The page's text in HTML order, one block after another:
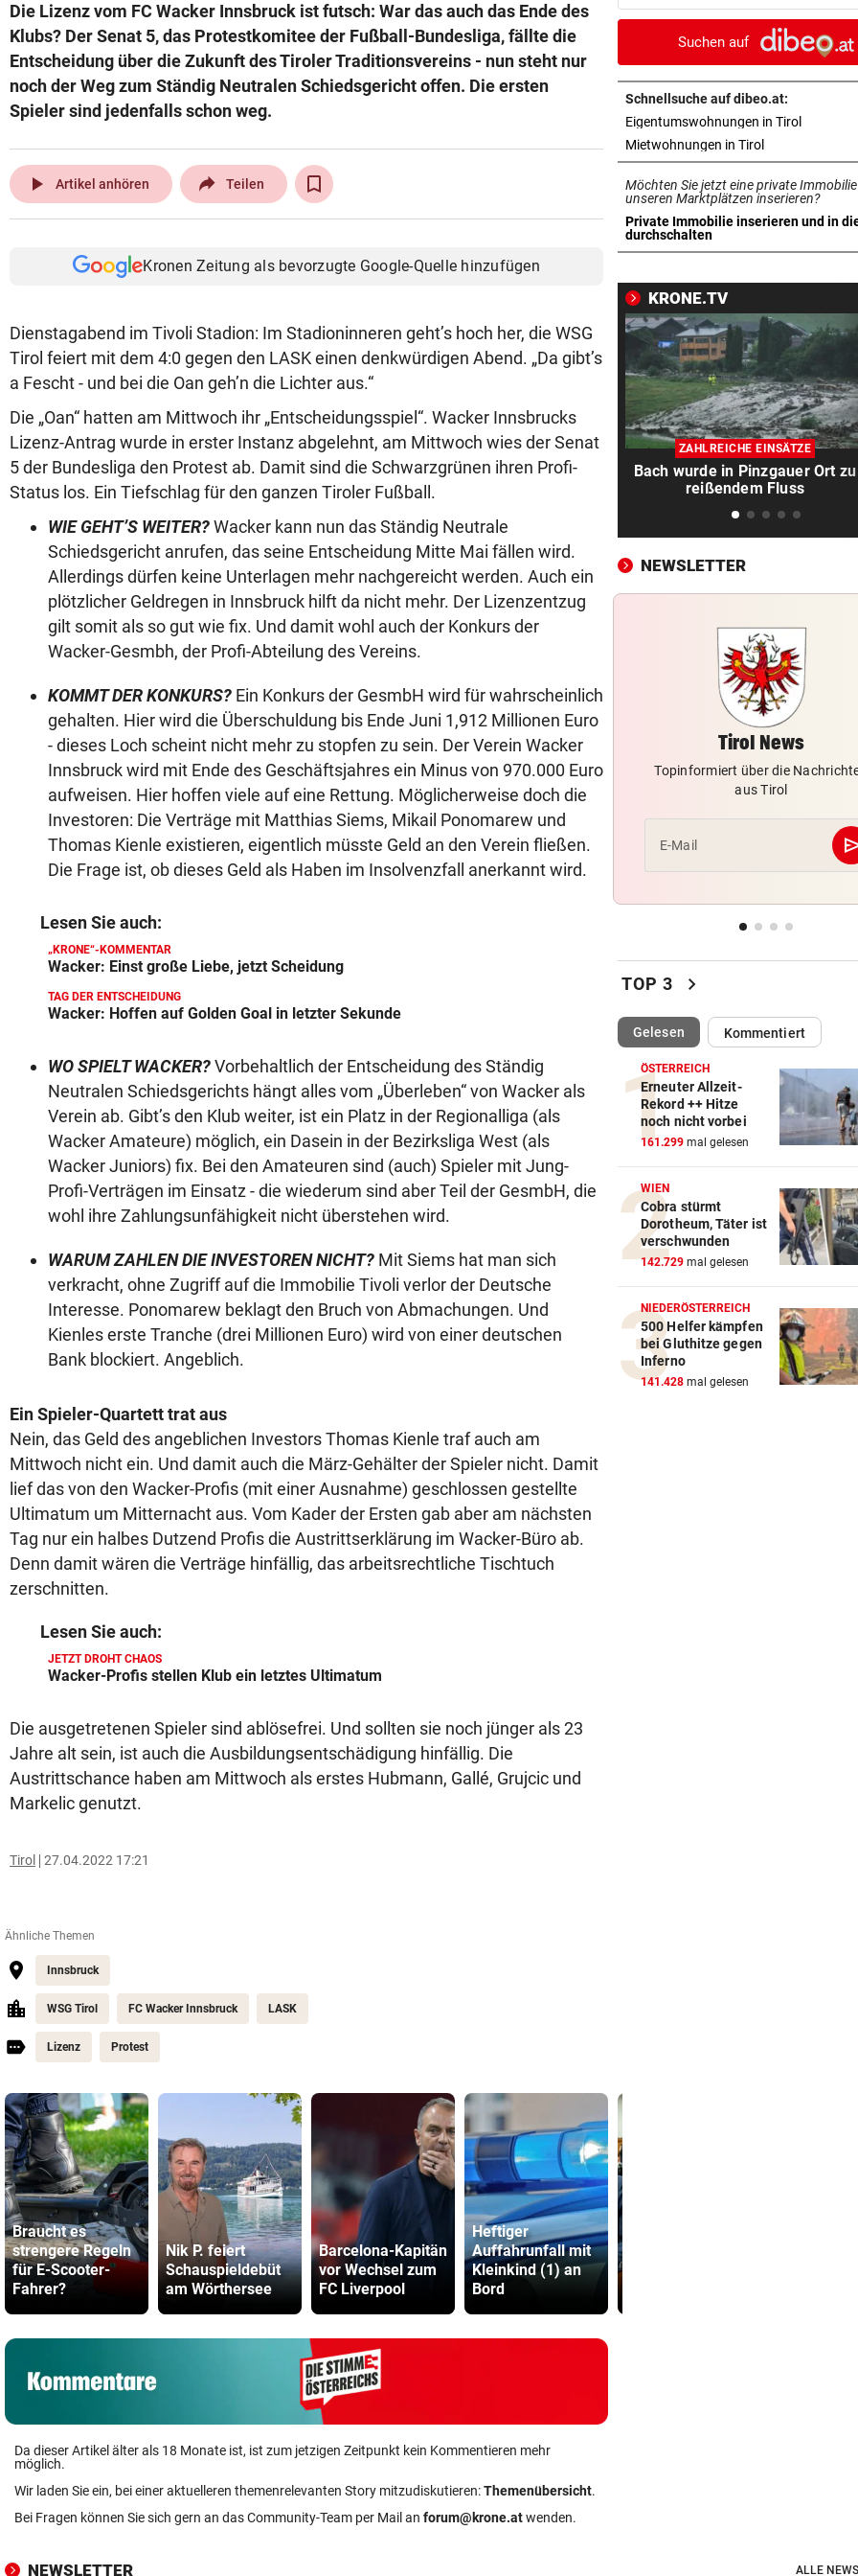
Die Lizenz vom FC Wacker Innsbruck ist futsch: War das auch das Ende des
Klubs? Der Senat 5, das Protestkomitee der Fußball-Bundesliga, fällte die
Entscheidung über die Zukunft des Tiroler Traditionsvereins - nun steht nur
noch der Weg zum Ständig Neutralen Schiedsgericht offen. Die ersten
Spieler sind jedenfalls schon weg.
play_arrow Artikel anhören Teilen
Kronen Zeitung als bevorzugte Google-Quelle hinzufügen
Dienstagabend im Tivoli Stadion: Im Stadioninneren geht’s hoch her, die WSG
Tirol feiert mit dem 4:0 gegen den LASK einen denkwürdigen Abend. „Da gibt’s
a Fescht - und bei die Oan geh’n die Lichter aus.“
Die „Oan“ hatten am Mittwoch ihr „Entscheidungsspiel“. Wacker Innsbrucks
Lizenz-Antrag wurde in erster Instanz abgelehnt, am Mittwoch wies der Senat
5 der Bundesliga den Protest ab. Damit sind die Schwarzgrünen ihren Profi-
Status los. Ein Tiefschlag für den ganzen Tiroler Fußball.
WIE GEHT’S WEITER?Wacker kann nun das Ständig Neutrale
Schiedsgericht anrufen, das seine Entscheidung Mitte Mai fällen wird.
Allerdings dürfen keine Unterlagen mehr nachgereicht werden. Auch ein
plötzlicher Geldregen in Innsbruck hilft da nicht mehr. Der Lizenzentzug
gilt somit als so gut wie fix. Und damit wohl auch der Konkurs der
Wacker-Gesmbh, der Profi-Abteilung des Vereins.
KOMMT DER KONKURS? Ein Konkurs der GesmbH wird für wahrscheinlich
gehalten. Hier wird die Überschuldung bis Ende Juni 1,912 Millionen Euro
- dieses Loch scheint nicht mehr zu stopfen zu sein. Der Verein Wacker
Innsbruck wird mit Ende des Geschäftsjahres ein Minus von 970.000 Euro
aufweisen. Hier hoffen viele auf eine Rettung. Möglicherweise doch die
Investoren: Die Verträge mit Matthias Siems, Mikail Ponomarew und
Thomas Kienle existieren, eigentlich müsste Geld an den Verein fließen.
Die Frage ist, ob dieses Geld als Haben im Insolvenzfall anerkannt wird.
Lesen Sie auch:
„KRONE“-KOMMENTAR
Wacker: Einst große Liebe, jetzt Scheidung
TAG DER ENTSCHEIDUNG
Wacker: Hoffen auf Golden Goal in letzter Sekunde
WO SPIELT WACKER?Vorbehaltlich der Entscheidung des Ständig
Neutralen Schiedsgerichts hängt alles vom „Überleben“ von Wacker als
Verein ab. Gibt’s den Klub weiter, ist ein Platz in der Regionalliga (als
Wacker Amateure) möglich, ein Dasein in der Bezirksliga West (als
Wacker Juniors) fix. Bei den Amateuren sind (auch) Spieler mit Jung-
Profi-Verträgen im Einsatz - die wiederum sind aber Teil der GesmbH, die
wohl ihre Zahlungsunfähigkeit nicht überstehen wird.
WARUM ZAHLEN DIE INVESTOREN NICHT? Mit Siems hat man sich
verkracht, ohne Zugriff auf die Immobilie Tivoli verlor der Deutsche
Interesse. Ponomarew beklagt den Bruch von Abmachungen. Und
Kienles erste Tranche (drei Millionen Euro) wird von einer deutschen
Bank blockiert. Angeblich.
Ein Spieler-Quartett trat aus
Nein, das Geld des angeblichen Investors Thomas Kienle traf auch am
Mittwoch nicht ein. Und damit auch die März-Gehälter der Spieler nicht. Damit
lief das von den Wacker-Profis (mit einer Ausnahme) geschlossen gestellte
Ultimatum um Mitternacht aus. Vom Kader der Ersten gab aber am nächsten
Tag nur ein halbes Dutzend Profis die Austrittserklärung im Wacker-Büro ab.
Denn damit wären die Verträge hinfällig, das arbeitsrechtliche Tischtuch
zerschnitten.
Lesen Sie auch:
JETZT DROHT CHAOS
Wacker-Profis stellen Klub ein letztes Ultimatum
Die ausgetretenen Spieler sind ablösefrei. Und sollten sie noch jünger als 23
Jahre alt sein, ist auch die Ausbildungsentschädigung hinfällig. Die
Austrittschance haben am Mittwoch als erstes Hubmann, Gallé, Grujcic und
Markelic genutzt.
Tirol 27.04.2022 17:21
Ähnliche Themen
Innsbruck
WSG Tirol FC Wacker Innsbruck LASK
Lizenz Protest
Braucht es
strengere Regeln
für E-Scooter-
Fahrer?
Nik P. feiert
Schauspieldebüt
am Wörthersee
Barcelona-Kapitän
vor Wechsel zum
FC Liverpool
Heftiger
Auffahrunfall mit
Kleinkind (1) an
Bord
Da dieser Artikel älter als 18 Monate ist, ist zum jetzigen Zeitpunkt kein Kommentieren mehr
möglich.
Wir laden Sie ein, bei einer aktuelleren themenrelevanten Story mitzudiskutieren:Themenübersicht.
Bei Fragen können Sie sich gern an das Community-Team per Mail an forum@krone.atwenden.
Luzern im Finale!
HERZOG & CO. IN AKTION vor 36
LIVE: Legendentreffen!
gegen Werder Bremen
NACH WANDERUNG
22-Jährige erlitt auf
Schwächeanfall
AFLE TOP-SPIEL: vor
LIVE: Vienna Vikings treffen
NACH ABSCHIED AUS RIED vor
Sieg! Erfolgreiches Debüt für
Senft in Karlsruhe
BUNDESLIGA IM TICKER vor
LIVE ab 17 Uhr: GAK gegen
Lustenau
ALLES WAR KLAR, DANN
Überraschende Gründe:
Drama um Ilzer-Ass!
Strafe für Lenker
NACH ARBEIT IM EINSATZ
60 Alarme zu Waldbränden in
einer Woche
Frau bekam in Italien
DREIMAL SO VIELE KÜHE vor 2
Dürre bringt jetzt auch
András Baka soll neuer
Ungarns werden
AUFSTEIGER WILL DUO
Transfer-Hammer um gleich
ÖFB-Teamspieler?
SCHWERE KOLLISIONEN vor
Tirol: Drei verletzte Biker
Suchen auf
Schnellsuche auf dibeo.at:
Eigentumswohnungen in Tirolin neuem
Mietwohnungen in Tirolin neuem Tab
Möchten Sie jetzt eine private
unseren Marktplätzen inserieren?
Private Immobilie inserieren und in
durchschalten
in neuem Tab öffnen
KRONE.TV
ZAHLREICHE EINSÄTZE
Bach wurde in Pinzgauer Ort zu
reißendem Fluss
NEWSLETTER
Tirol News
Topinformiert über die
aus Tirol
E-Mail
TOP 3 chevron_right
Gelesen(ausgewählt)Kommentiert
ÖSTERREICH
Erneuter Allzeit-
Rekord ++ Hitze
noch nicht vorbei
161.299 mal gelesen
WIEN
Cobra stürmt
Dorotheum, Täter ist
verschwunden
142.729 mal gelesen
NIEDERÖSTERREICH
500 Helfer kämpfen
bei Gluthitze gegen
Inferno
141.428 mal gelesen
NEWSLETTER ALLE